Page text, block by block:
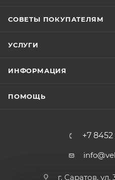
СОВЕТЫ ПОКУПАТЕЛЯМ
УСЛУГИ
ИНФОРМАЦИЯ
ПОМОЩЬ
+7
г. Саратов, ул.